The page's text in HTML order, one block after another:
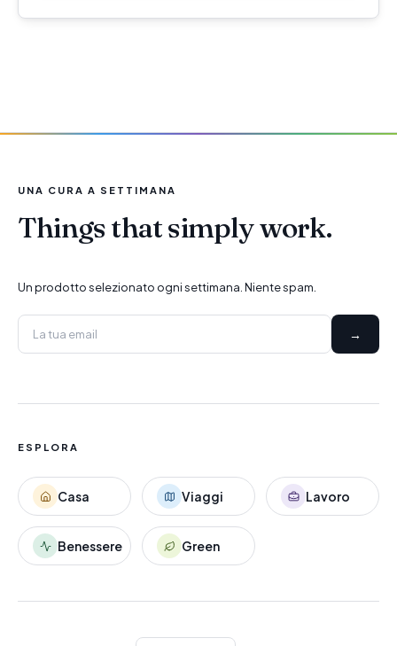
UNA CURA A SETTIMANA
Things that simply work.
Un prodotto selezionato ogni settimana. Niente spam.
→
ESPLORA
Casa Viaggi Lavoro
Benessere Green